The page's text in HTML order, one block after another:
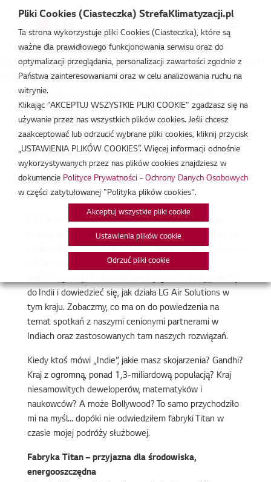
Strefa Klimatyzacji /Baza Wiedzy/Artykuły/Przyjazne dla środowiska i
wydajne rozwiązania LG Air Solution oszczędzają energię w Indiach
Przyjazne dla środowiska i
wydajne rozwiązania LG Air
Solution oszczędzają energię
w Indiach
paź 22, 2018
LG Air Solution współpracuje z partnerami z całego
świata, aby dostarczać energooszczędne i przyjazne dla
środowiska technologieHVAC. Mieliśmy okazję usłyszeć
od Jaewoong An z zespołu ds. komunikacji
do Indii i dowiedzieć się, jak działa LG Air Solutions w
tym kraju. Zobaczmy, co ma on do powiedzenia na
temat spotkań z naszymi cenionymi partnerami w
Indiach oraz zastosowanych tam naszych rozwiązań.
Kiedy ktoś mówi „Indie”, jakie masz skojarzenia? Gandhi?
Kraj z ogromną, ponad 1,3-miliardową populacją? Kraj
niesamowitych deweloperów, matematyków i
naukowców? A może Bollywood? To samo przychodziło
mi na myśl… dopóki nie odwiedziłem fabryki Titan w
czasie mojej podróży służbowej.
Fabryka Titan – przyjazna dla środowiska,
energooszczędna
Pliki Cookies (Ciasteczka) StrefaKlimatyzacji.pl
Ta strona wykorzystuje pliki Cookies (Ciasteczka), które są
ważne dla prawidłowego funkcjonowania serwisu oraz do
optymalizacji przeglądania, personalizacji zawartości zgodnie z
Państwa zainteresowaniami oraz w celu analizowania ruchu na
witrynie.
Klikając "AKCEPTUJ WSZYSTKIE PLIKI COOKIE" zgadzasz się na
używanie przez nas wszystkich plików cookies. Jeśli chcesz
zaakceptować lub odrzucić wybrane pliki cookies, kliknij przycisk
„USTAWIENIA PLIKÓW COOKIES”. Więcej informacji odnośnie
wykorzystywanych przez nas plików cookies znajdziesz w
dokumencie Polityce Prywatności - Ochrony Danych Osobowych
w części zatytułowanej "Polityka plików cookies".
Akceptuj wszystkie pliki cookie
Ustawienia plików cookie
Odrzuć pliki cookie